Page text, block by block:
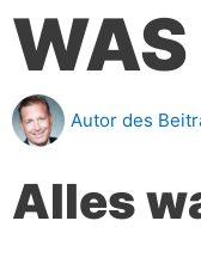
WAS
Autor des
Alles